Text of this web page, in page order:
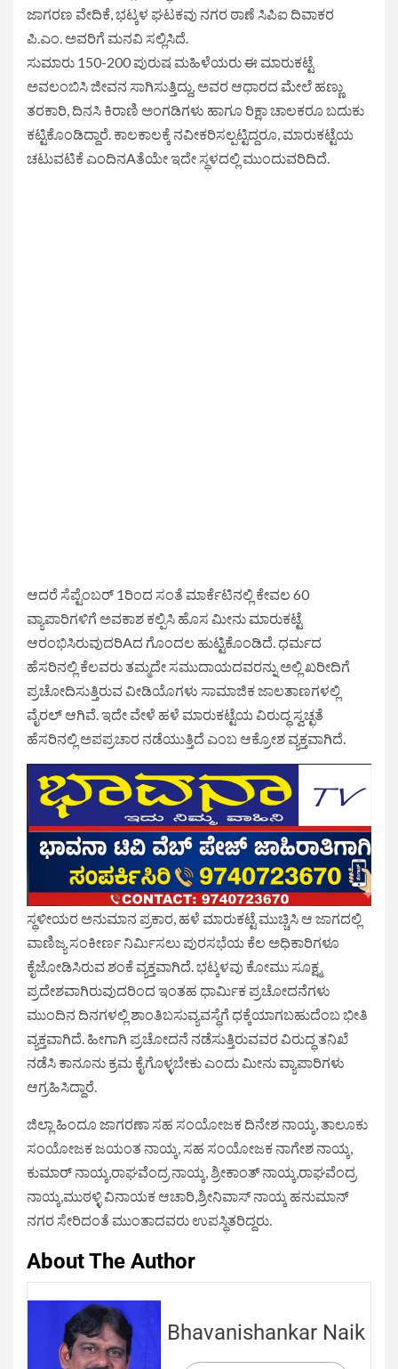
ಜಾಗರಣ ವೇದಿಕೆ, ಭಟ್ಕಳ ಘಟಕವು ನಗರ ಠಾಣೆ ಸಿಪಿಐ ದಿವಾಕರ
ಪಿ.ಎಂ. ಅವರಿಗೆ ಮನವಿ ಸಲ್ಲಿಸಿದೆ.
ಸುಮಾರು 150-200 ಪುರುಷ ಮಹಿಳೆಯರು ಈ ಮಾರುಕಟ್ಟೆ
ಅವಲಂಬಿಸಿ ಜೀವನ ಸಾಗಿಸುತ್ತಿದ್ದು, ಅವರ ಆಧಾರದ ಮೇಲೆ ಹಣ್ಣು
ತರಕಾರಿ, ದಿನಸಿ ಕಿರಾಣಿ ಅಂಗಡಿಗಳು ಹಾಗೂ ರಿಕ್ಷಾ ಚಾಲಕರೂ ಬದುಕು
ಕಟ್ಟಿಕೊಂಡಿದ್ದಾರೆ. ಕಾಲಕಾಲಕ್ಕೆ ನವೀಕರಿಸಲ್ಪಟ್ಟಿದ್ದರೂ, ಮಾರುಕಟ್ಟೆಯ
ಚಟುವಟಿಕೆ ಎಂದಿನAತೆಯೇ ಇದೇ ಸ್ಥಳದಲ್ಲಿ ಮುಂದುವರಿದಿದೆ.
ಆದರೆ ಸೆಪ್ಟೆಂಬರ್ 1ರಿಂದ ಸಂತೆ ಮಾರ್ಕೆಟಿನಲ್ಲಿ ಕೇವಲ 60
ವ್ಯಾಪಾರಿಗಳಿಗೆ ಅವಕಾಶ ಕಲ್ಪಿಸಿ ಹೊಸ ಮೀನು ಮಾರುಕಟ್ಟೆ
ಆರಂಭಿಸಿರುವುದರಿAದ ಗೊಂದಲ ಹುಟ್ಟಿಕೊಂಡಿದೆ. ಧರ್ಮದ
ಹೆಸರಿನಲ್ಲಿ ಕೆಲವರು ತಮ್ಮದೇ ಸಮುದಾಯದವರನ್ನು ಅಲ್ಲಿ ಖರೀದಿಗೆ
ಪ್ರಚೋದಿಸುತ್ತಿರುವ ವೀಡಿಯೊಗಳು ಸಾಮಾಜಿಕ ಜಾಲತಾಣಗಳಲ್ಲಿ
ವೈರಲ್ ಆಗಿವೆ. ಇದೇ ವೇಳೆ ಹಳೆ ಮಾರುಕಟ್ಟೆಯ ವಿರುದ್ಧ ಸ್ವಚ್ಛತೆ
ಹೆಸರಿನಲ್ಲಿ ಅಪಪ್ರಚಾರ ನಡೆಯುತ್ತಿದೆ ಎಂಬ ಆಕ್ರೋಶ ವ್ಯಕ್ತವಾಗಿದೆ.
ಸ್ಥಳೀಯರ ಅನುಮಾನ ಪ್ರಕಾರ, ಹಳೆ ಮಾರುಕಟ್ಟೆ ಮುಚ್ಚಿಸಿ ಆ ಜಾಗದಲ್ಲಿ
ವಾಣಿಜ್ಯ ಸಂಕೀರ್ಣ ನಿರ್ಮಿಸಲು ಪುರಸಭೆಯ ಕೆಲ ಅಧಿಕಾರಿಗಳೂ
ಕೈಜೋಡಿಸಿರುವ ಶಂಕೆ ವ್ಯಕ್ತವಾಗಿದೆ. ಭಟ್ಕಳವು ಕೋಮು ಸೂಕ್ಷ್ಮ
ಪ್ರದೇಶವಾಗಿರುವುದರಿಂದ ಇಂತಹ ಧಾರ್ಮಿಕ ಪ್ರಚೋದನೆಗಳು
ಮುಂದಿನ ದಿನಗಳಲ್ಲಿ ಶಾಂತಿಬಸುವ್ಯವಸ್ಥೆಗೆ ಧಕ್ಕೆಯಾಗಬಹುದೆಂಬ ಭೀತಿ
ವ್ಯಕ್ತವಾಗಿದೆ. ಹೀಗಾಗಿ ಪ್ರಚೋದನೆ ನಡೆಸುತ್ತಿರುವವರ ವಿರುದ್ಧ ತನಿಖೆ
ನಡೆಸಿ ಕಾನೂನು ಕ್ರಮ ಕೈಗೊಳ್ಳಬೇಕು ಎಂದು ಮೀನು ವ್ಯಾಪಾರಿಗಳು
ಆಗ್ರಹಿಸಿದ್ದಾರೆ.
ಜಿಲ್ಲಾ ಹಿಂದೂ ಜಾಗರಣಾ ಸಹ ಸಂಯೋಜಕ ದಿನೇಶ ನಾಯ್ಕ, ತಾಲೂಕು
ಸಂಯೋಜಕ ಜಯಂತ ನಾಯ್ಕ, ಸಹ ಸಂಯೋಜಕ ನಾಗೇಶ ನಾಯ್ಕ,
ಕುಮಾರ್ ನಾಯ್ಕ,ರಾಘವೆಂದ್ರ ನಾಯ್ಕ, ಶ್ರೀಕಾಂತ್ ನಾಯ್ಕ,ರಾಘವೆಂದ್ರ
ನಾಯ್ಕ,ಮುಠಳ್ಳಿ ವಿನಾಯಕ ಆಚಾರಿ,ಶ್ರೀನಿವಾಸ್ ನಾಯ್ಕ ಹನುಮಾನ್
ನಗರ ಸೇರಿದಂತೆ ಮುಂತಾದವರು ಉಪಸ್ಥಿತರಿದ್ದರು.
About The Author
Bhavanishankar Naik